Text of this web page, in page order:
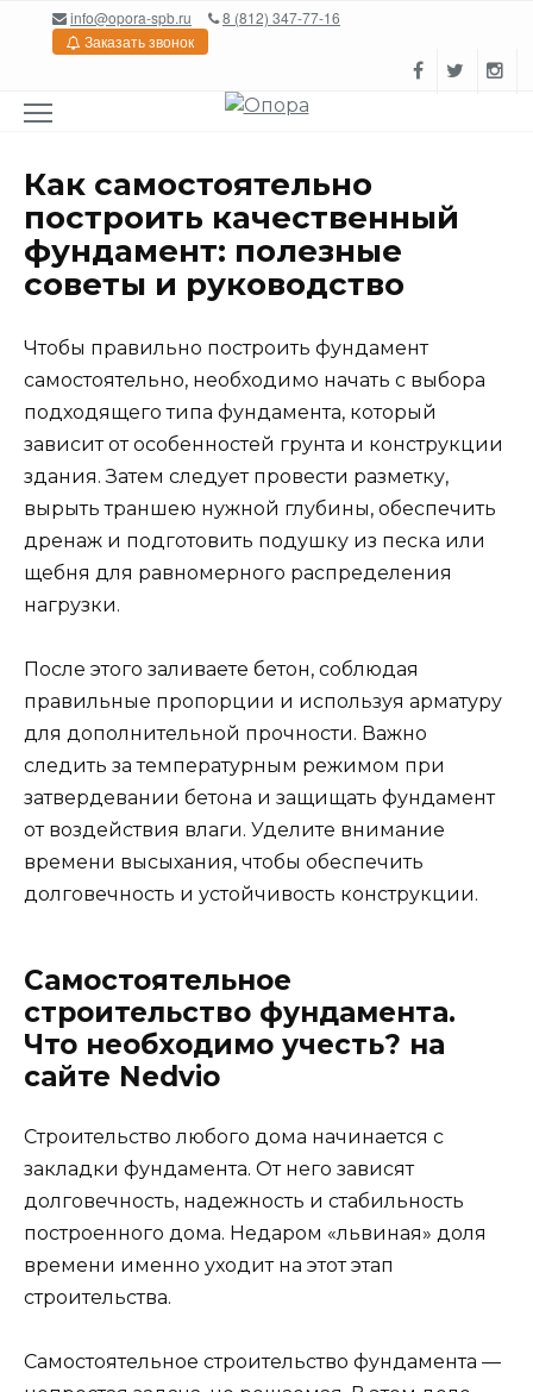
Перейтиinfo@opora-spb.ru
8 (812) 347-77-16
Заказать звонок
Как самостоятельно
построить качественный
фундамент: полезные
советы и руководство
Чтобы правильно построить фундамент
самостоятельно, необходимо начать с выбора
подходящего типа фундамента, который
зависит от особенностей грунта и конструкции
здания. Затем следует провести разметку,
вырыть траншею нужной глубины, обеспечить
дренаж и подготовить подушку из песка или
щебня для равномерного распределения
нагрузки.
После этого заливаете бетон, соблюдая
правильные пропорции и используя арматуру
для дополнительной прочности. Важно
следить за температурным режимом при
затвердевании бетона и защищать фундамент
от воздействия влаги. Уделите внимание
времени высыхания, чтобы обеспечить
долговечность и устойчивость конструкции.
Самостоятельное
строительство фундамента.
Что необходимо учесть? на
сайте Nedvio
Строительство любого дома начинается с
закладки фундамента. От него зависят
долговечность, надежность и стабильность
построенного дома. Недаром «львиная» доля
времени именно уходит на этот этап
строительства.
Самостоятельное строительство фундамента —